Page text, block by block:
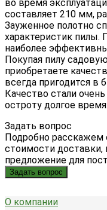
во время
составляет 210 мм,
Зауженное полотно
характеристик пилы.
наиболее
Покупая пилу
приобретаете
всегда пригодится в
Качество стали
остроту долгое
Задать вопрос
Подробно расскажем
стоимости доставки,
предложение для
Задать вопрос
О компании